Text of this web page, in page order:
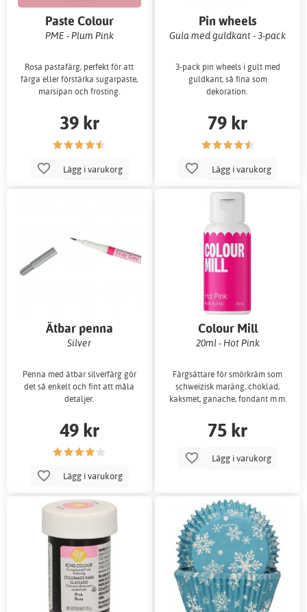
Paste Colour
PME - Plum Pink
Rosa pastafärg, perfekt för att
färga eller förstärka sugarpaste,
marsipan och frosting.
39 kr
Lägg i varukorg
Pin wheels
Gula med guldkant - 3-pack
3-pack pin wheels i gult med
guldkant, så fina som
dekoration.
79 kr
Lägg i varukorg
Ätbar penna
Silver
Penna med ätbar silverfärg gör
det så enkelt och fint att måla
detaljer.
49 kr
Lägg i varukorg
Colour Mill
20ml - Hot Pink
Färgsättare för smörkräm som
schweizisk maräng, choklad,
kaksmet, ganache, fondant m.m.
75 kr
Lägg i varukorg